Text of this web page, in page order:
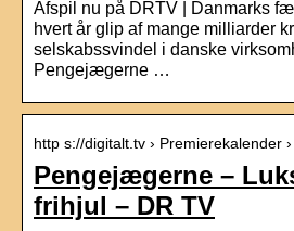
Afspil nu på DRTV | Danmarks
hvert år glip af mange milliarder
selskabssvindel i danske
Pengejægerne …
http s://digitalt.tv › Premierekalender
Pengejægerne –
frihjul – DR TV